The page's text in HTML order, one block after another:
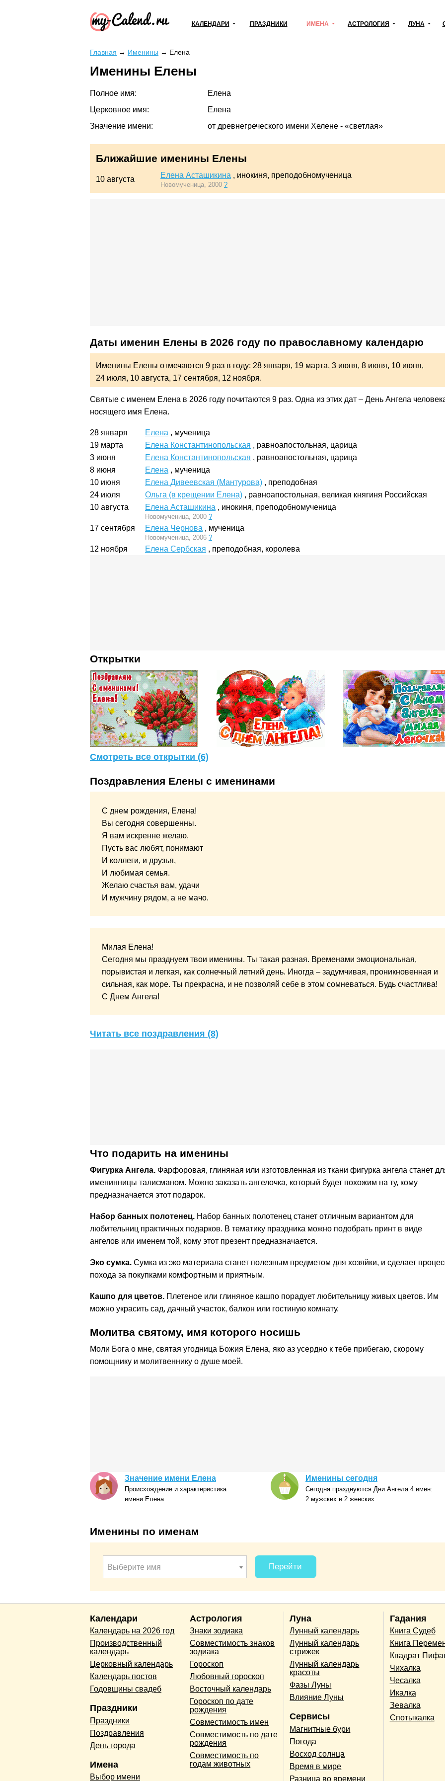
КАЛЕНДАРИ ПРАЗДНИКИ ИМЕНА АСТРОЛОГИЯ ЛУНА
Главная → Именины → Елена
Именины Елены
Полное имя:
Елена
Церковное имя:
Елена
Значение имени:
от древнегреческого имени Хелене - «светлая»
Ближайшие именины Елены
10 августа Елена Асташикина , инокиня, преподобномученица
Новомученица, 2000 ?
Даты именин Елены в 2026 году по православному календарю
Именины Елены отмечаются 9 раз в году: 28 января, 19 марта, 3 июня, 8 июня, 10 июня,
24 июля, 10 августа, 17 сентября, 12 ноября.
Святые с именем Елена в 2026 году почитаются 9 раз. Одна из этих дат – День Ангела
носящего имя Елена.
28 января Елена , мученица
19 марта
Елена Константинопольская , равноапостольная, царица
3 июня
Елена Константинопольская , равноапостольная, царица
8 июня
Елена , мученица
10 июня
Елена Дивеевская (Мантурова) , преподобная
24 июля
Ольга (в крещении Елена) , равноапостольная, великая княгиня Российская
10 августа
Елена Асташикина , инокиня, преподобномученица
Новомученица, 2000 ?
17 сентября Елена Чернова , мученица
Новомученица, 2006 ?
12 ноября Елена Сербская , преподобная, королева
Открытки
Смотреть все открытки (6)
Поздравления Елены с именинами
С днем рождения, Елена!
Вы сегодня совершенны.
Я вам искренне желаю,
Пусть вас любят, понимают
И коллеги, и друзья,
И любимая семья.
Желаю счастья вам, удачи
И мужчину рядом, а не мачо.
Милая Елена!
Сегодня мы празднуем твои именины. Ты такая разная. Временами эмоциональная,
порывистая и легкая, как солнечный летний день. Иногда – задумчивая, проникновенная и
сильная, как море. Ты прекрасна, и не позволяй себе в этом сомневаться. Будь счастлива!
С Днем Ангела!
Читать все поздравления (8)
Что подарить на именины
Фигурка Ангела. Фарфоровая, глиняная или изготовленная из ткани фигурка ангела станет
именинницы талисманом. Можно заказать ангелочка, который будет похожим на ту, кому
предназначается этот подарок.
Набор банных полотенец. Набор банных полотенец станет отличным вариантом для
любительниц практичных подарков. В тематику праздника можно подобрать принт в виде
ангелов или именем той, кому этот презент предназначается.
Эко сумка. Сумка из эко материала станет полезным предметом для хозяйки, и сделает
похода за покупками комфортным и приятным.
Кашпо для цветов. Плетеное или глиняное кашпо порадует любительницу живых цветов. Им
можно украсить сад, дачный участок, балкон или гостиную комнату.
Молитва святому, имя которого носишь
Моли Бога о мне, святая угодница Божия Елена, яко аз усердно к тебе прибегаю, скорому
помощнику и молитвеннику о душе моей.
Значение имени Елена
Происхождение и характеристика
имени Елена
Именины сегодня
Сегодня празднуются Дни Ангела 4 имен:
2 мужских и 2 женских
Именины по именам
Выберите имя Перейти
Календари
Календарь на 2026 год
Производственный
календарь
Церковный календарь
Календарь постов
Годовщины свадеб
Праздники
Праздники
Поздравления
День города
Имена
Выбор имени
Астрология
Знаки зодиака
Совместимость знаков
зодиака
Гороскоп
Любовный гороскоп
Восточный календарь
Гороскоп по дате
рождения
Совместимость имен
Совместимость по дате
рождения
Совместимость по
годам животных
Луна
Лунный календарь
Лунный календарь
стрижек
Лунный календарь
красоты
Фазы Луны
Влияние Луны
Сервисы
Магнитные бури
Погода
Восход солнца
Время в мире
Разница во времени
Гадания
Книга Судеб
Книга
Квадрат
Чихалка
Чесалка
Икалка
Зевалка
Спотыкалка